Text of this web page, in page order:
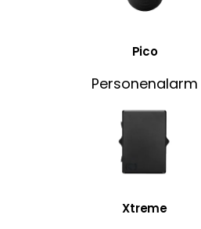
Pico
Personenalarm
Xtreme